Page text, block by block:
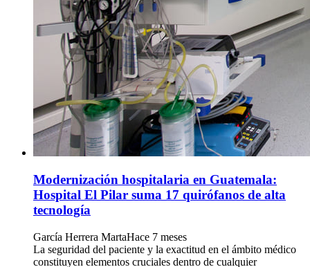
Modernización hospitalaria en Guatemala:
Hospital El Pilar suma 17 quirófanos de alta
tecnología
García Herrera MartaHace 7 meses
La seguridad del paciente y la exactitud en el ámbito médico
constituyen elementos cruciales dentro de cualquier